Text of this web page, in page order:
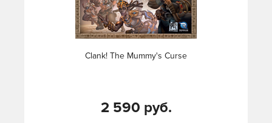
Clank! The Mummy's Curse
2 590 руб.